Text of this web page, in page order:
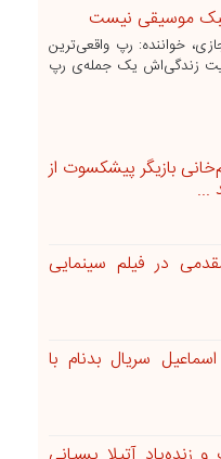
موسیقی نیست
خواننده: رپ واقعی‌ترین
زندگی‌اش یک جمله‌ی رپ
بازیگر پیشکسوت از
...
در فیلم سینمایی
سریال بدنام با